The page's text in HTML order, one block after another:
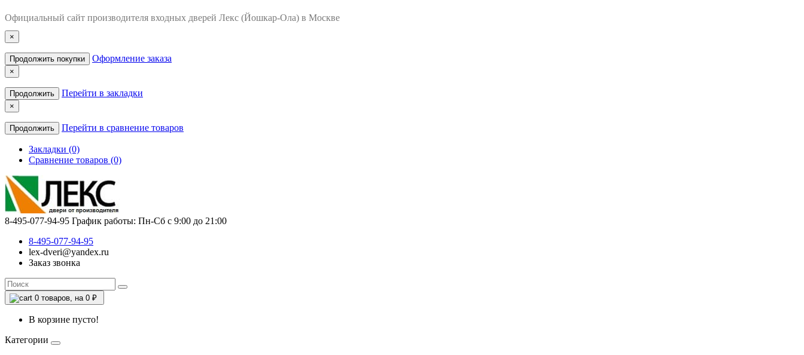
Официальный сайт производителя входных дверей Лекс (Йошкар-Ола) в Москве
×
Продолжить покупки Оформление заказа
×
Продолжить Перейти в закладки
×
Продолжить Перейти в сравнение товаров
Закладки (0)
Сравнение товаров (0)
8-495-077-94-95 График работы: Пн-Сб с 9:00 до 21:00
8-495-077-94-95
lex-dveri@yandex.ru
Заказ звонка
0 товаров, на 0 ₽
В корзине пусто!
Категории